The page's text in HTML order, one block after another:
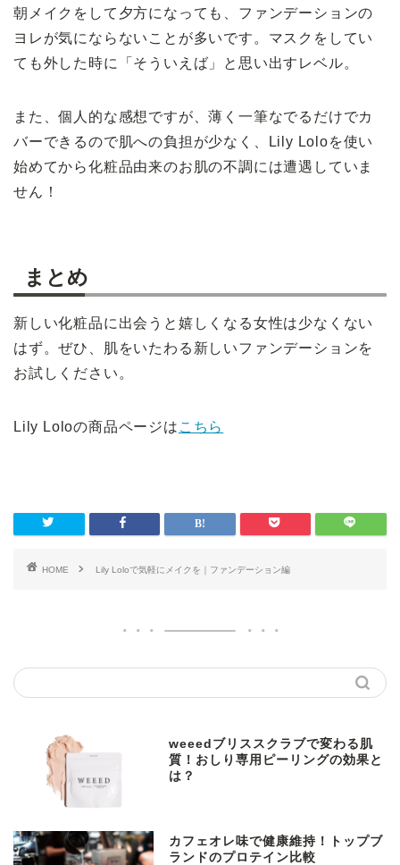
朝メイクをして夕方になっても、ファンデーションの
ヨレが気にならないことが多いです。マスクをしてい
ても外した時に「そういえば」と思い出すレベル。
また、個人的な感想ですが、薄く一筆なでるだけでカ
バーできるので肌への負担が少なく、Lily Loloを使い
始めてから化粧品由来のお肌の不調には遭遇していま
せん！
まとめ
新しい化粧品に出会うと嬉しくなる女性は少なくない
はず。ぜひ、肌をいたわる新しいファンデーションを
お試しください。
Lily Loloの商品ページは こちら
HOME Lily Loloで気軽にメイクを｜ファンデーション編
weeedブリススクラブで変わる肌
質！おしり専用ピーリングの効果と
は？
カフェオレ味で健康維持！トップブ
ランドのプロテイン比較